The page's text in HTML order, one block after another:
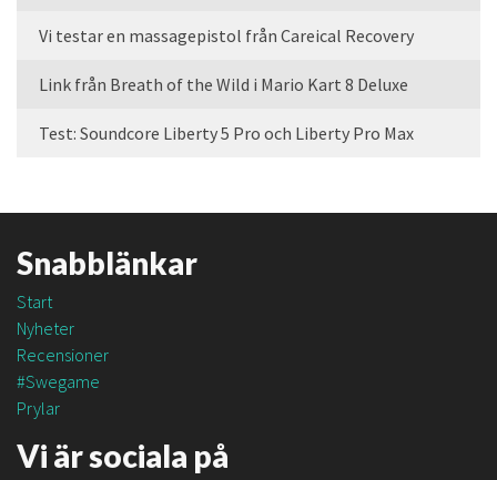
Vi testar en massagepistol från Careical Recovery
Link från Breath of the Wild i Mario Kart 8 Deluxe
Test: Soundcore Liberty 5 Pro och Liberty Pro Max
Snabblänkar
Start
Nyheter
Recensioner
#Swegame
Prylar
Vi är sociala på